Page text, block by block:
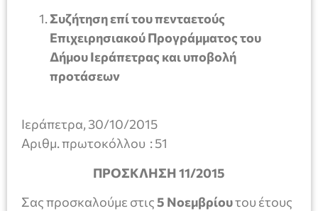
Συζήτηση επί του πενταετούς
Επιχειρησιακού Προγράμματος του
Δήμου Ιεράπετρας και υποβολή
προτάσεων
Ιεράπετρα, 30/10/2015
Αριθμ. πρωτοκόλλου : 51
ΠΡΟΣΚΛΗΣΗ 11/2015
Σας προσκαλούμε στις5 Νοεμβρίουτου έτους